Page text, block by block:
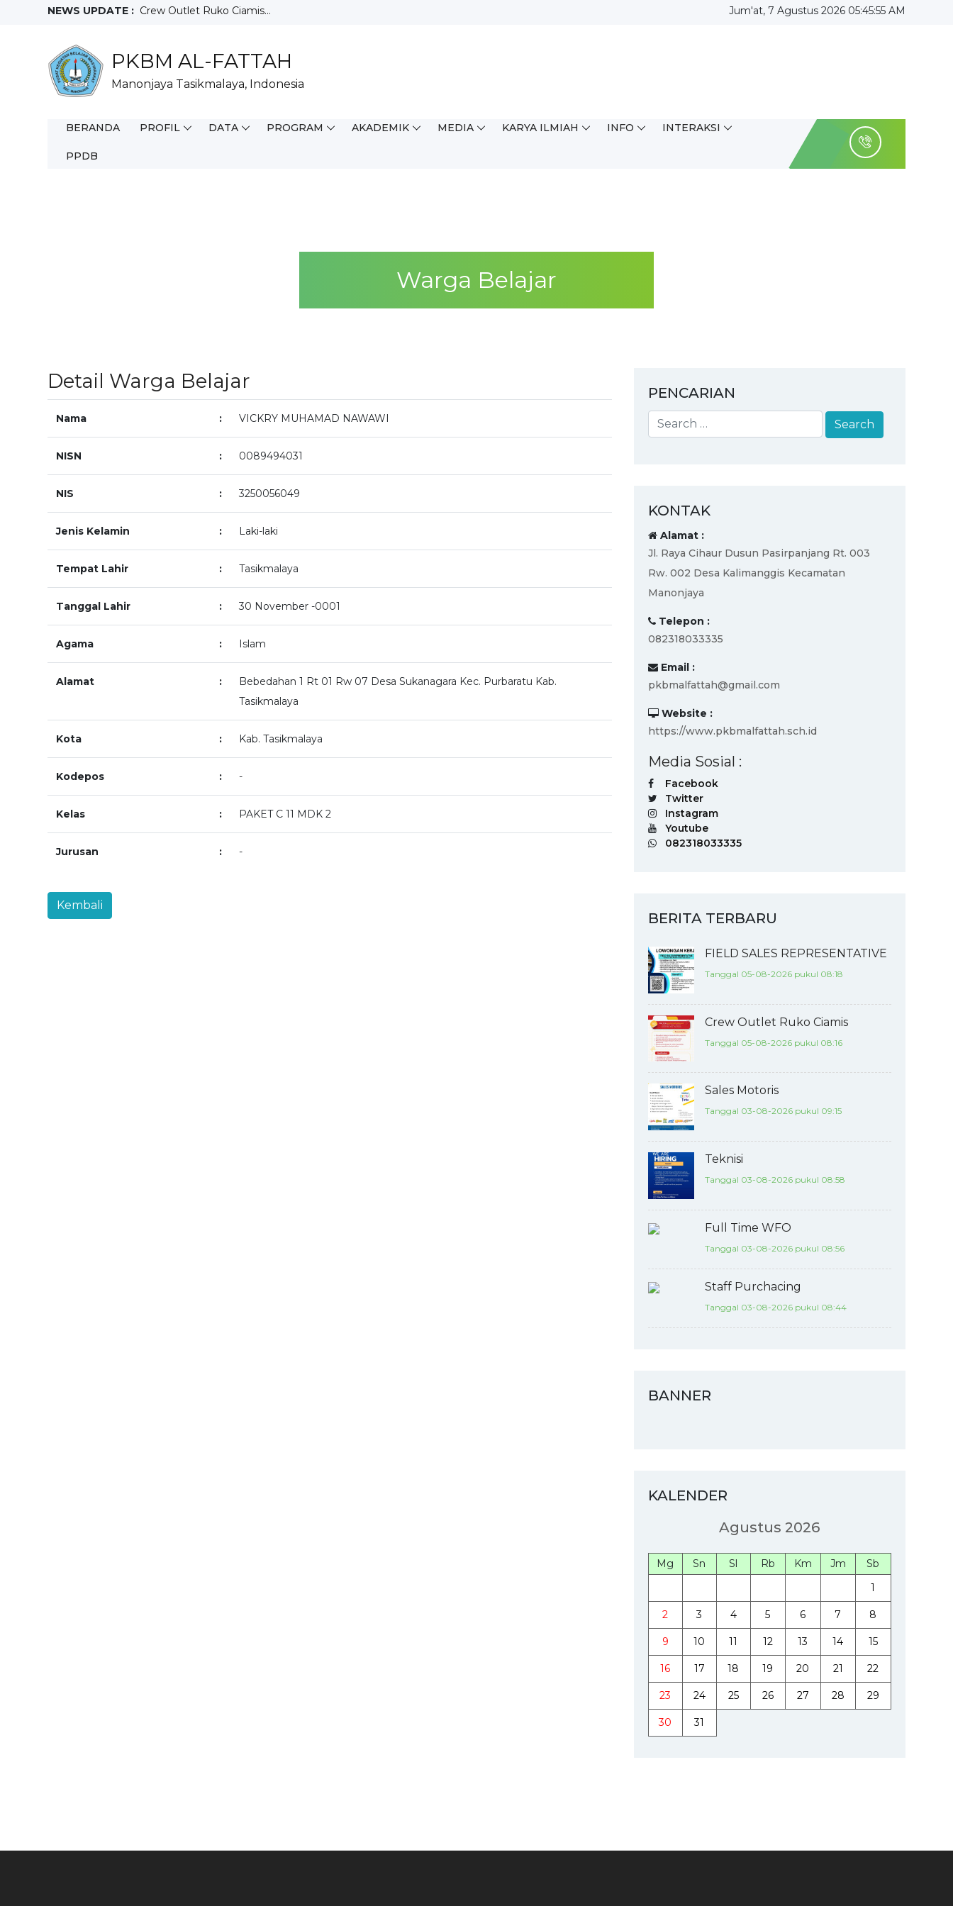
NEWS UPDATE : Crew Outlet Ruko Ciamis...
Full Time WFO...
Staff Purchacing...
Salesman Mix...
Juara 3 Olimpiade Sains Nasional Tingkat Kabupaten/Kota (OSN...
Jum'at, 7 Agustus 2026 05:45:56 AM
PKBM AL-FATTAH
Manonjaya Tasikmalaya, Indonesia
BERANDA PROFIL DATA PROGRAM AKADEMIK MEDIA KARYA ILMIAH INFO INTERAKSI
PPDB
Warga Belajar
Detail Warga Belajar
Nama : VICKRY MUHAMAD NAWAWI
NISN : 0089494031
NIS : 3250056049
Jenis Kelamin : Laki-laki
Tempat Lahir : Tasikmalaya
Tanggal Lahir : 30 November -0001
Agama : Islam
Alamat :
Bebedahan 1 Rt 01 Rw 07 Desa Sukanagara Kec. Purbaratu Kab.
Tasikmalaya
Kota : Kab. Tasikmalaya
Kodepos : -
Kelas : PAKET C 11 MDK 2
Jurusan : -
PENCARIAN
KONTAK
Alamat :
Jl. Raya Cihaur Dusun Pasirpanjang Rt. 003
Rw. 002 Desa Kalimanggis Kecamatan
Manonjaya
Telepon :
082318033335
Email :
pkbmalfattah@gmail.com
Website :
https://www.pkbmalfattah.sch.id
Media Sosial :
Facebook
Twitter
Instagram
Youtube
082318033335
BERITA TERBARU
FIELD SALES REPRESENTATIVE
Tanggal 05-08-2026 pukul 08:18
Crew Outlet Ruko Ciamis
Tanggal 05-08-2026 pukul 08:16
Sales Motoris
Tanggal 03-08-2026 pukul 09:15
Teknisi
Tanggal 03-08-2026 pukul 08:58
Full Time WFO
Tanggal 03-08-2026 pukul 08:56
Staff Purchacing
Tanggal 03-08-2026 pukul 08:44
BANNER
KALENDER
Agustus 2026
Mg Sn Sl Rb Km Jm
Sb
1
2 3 4 5 6 7 8
9 10 11 12 13 14 15
16 17 18 19 20 21 22
23 24 25 26 27 28 29
30 31